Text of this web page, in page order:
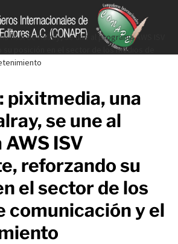
filial de Kalray, se une al programa AWS ISV
su posición en el sector de los medios de
pixitmedia, una
se une al
ISV
reforzando su
el sector de los
comunicación y el